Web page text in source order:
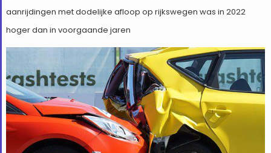
aanrijdingen met dodelijke afloop op rijkswegen was in 2022
hoger dan in voorgaande jaren